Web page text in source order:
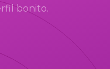
bonito.